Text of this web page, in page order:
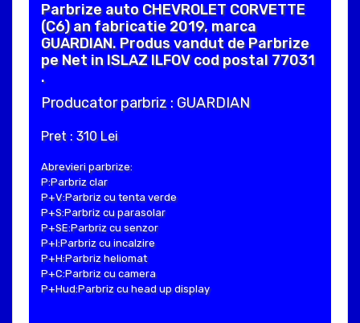
Parbrize auto CHEVROLET CORVETTE
(C6) an fabricatie 2019, marca
GUARDIAN. Produs vandut de Parbrize
pe Net in ISLAZ ILFOV cod postal 77031
.
Producator parbriz : GUARDIAN
Pret : 310 Lei
Abrevieri parbrize:
P:Parbriz clar
P+V:Parbriz cu tenta verde
P+S:Parbriz cu parasolar
P+SE:Parbriz cu senzor
P+I:Parbriz cu incalzire
P+H:Parbriz heliomat
P+C:Parbriz cu camera
P+Hud:Parbriz cu head up display